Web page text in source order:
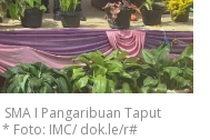
I Pangaribuan Taput
Foto: IMC/ dok.le/r#